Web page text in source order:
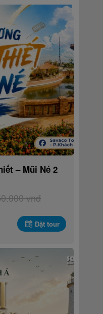
– Mũi Né 2
vnđ
Đặt tour